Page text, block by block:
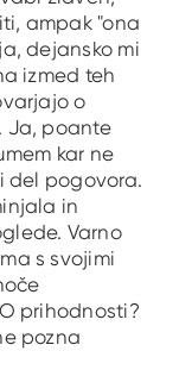
ampak "ona
dejansko mi
izmed teh
o
Ja, poante
kar ne
del pogovora.
in
Varno
s svojimi
prihodnosti?
pozna